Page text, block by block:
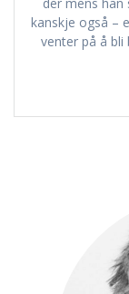
kanskje også –
venter på å bli